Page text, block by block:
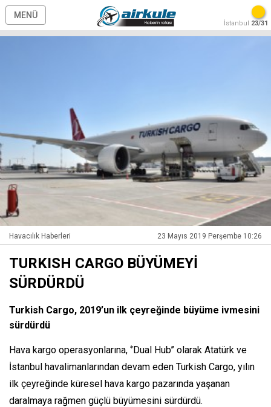
MENÜ
İstanbul 23/31
Havacılık Haberleri 23 Mayıs 2019 Perşembe 10:26
TURKISH CARGO BÜYÜMEYİ
SÜRDÜRDÜ
Turkish Cargo, 2019’un ilk çeyreğinde büyüme ivmesini
sürdürdü
Hava kargo operasyonlarına, ‘’Dual Hub’’ olarak Atatürk ve
İstanbul havalimanlarından devam eden Turkish Cargo, yılın
ilk çeyreğinde küresel hava kargo pazarında yaşanan
daralmaya rağmen güçlü büyümesini sürdürdü.